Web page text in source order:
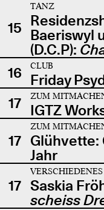
15
TANZ
Baeriswyl
(D.C.P):
16
CLUB
Friday
17
ZUM
IGTZ
17
ZUM
Glühvette:
Jahr
17
VERSCHIEDENES
Saskia
scheiss